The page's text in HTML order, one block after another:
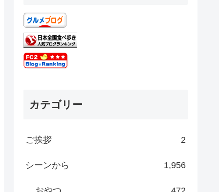
カテゴリー
ご挨拶 2
シーンから 1,956